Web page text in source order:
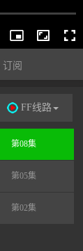
订阅
FF线路
第08集
第05集
第02集